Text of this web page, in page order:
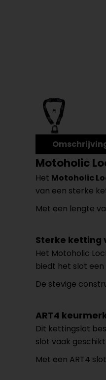
Motoholic
Het Motoholic
van een sterke
Met een lengte
Sterke ketting
Het Motoholic
biedt het slot
De stevige
ART4
Dit kettingslot
slot vaak
Met een ART4